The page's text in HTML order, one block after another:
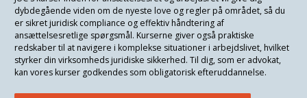
dybdegående viden om de nyeste love og regler på området, så du
er sikret juridisk compliance og effektiv håndtering af
ansættelsesretlige spørgsmål. Kurserne giver også praktiske
redskaber til at navigere i komplekse situationer i arbejdslivet, hvilket
styrker din virksomheds juridiske sikkerhed. Til dig, som er advokat,
kan vores kurser godkendes som obligatorisk efteruddannelse.